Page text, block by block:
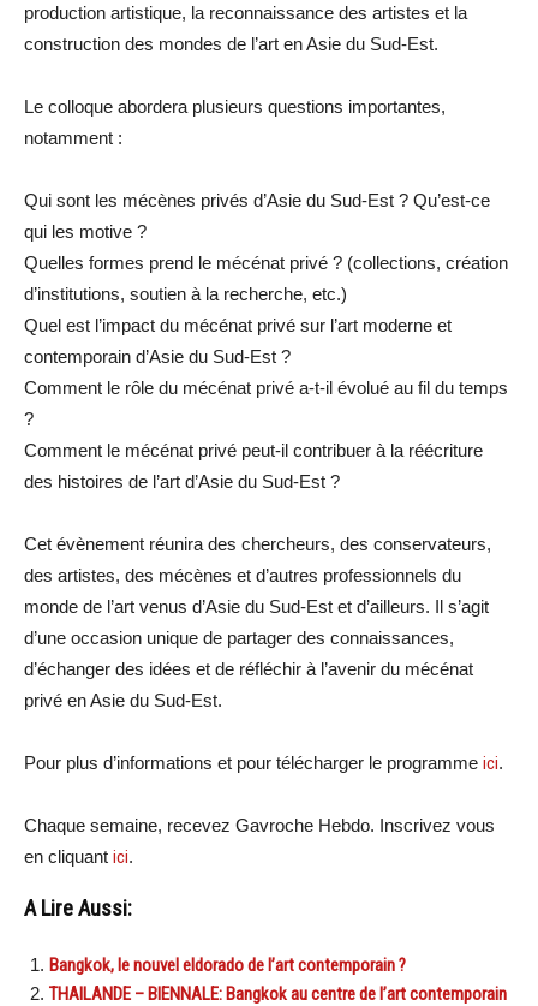
production artistique, la reconnaissance des artistes et la
construction des mondes de l’art en Asie du Sud-Est.
Le colloque abordera plusieurs questions importantes,
notamment :
Qui sont les mécènes privés d’Asie du Sud-Est ? Qu’est-ce
qui les motive ?
Quelles formes prend le mécénat privé ? (collections, création
d’institutions, soutien à la recherche, etc.)
Quel est l’impact du mécénat privé sur l’art moderne et
contemporain d’Asie du Sud-Est ?
Comment le rôle du mécénat privé a-t-il évolué au fil du temps
?
Comment le mécénat privé peut-il contribuer à la réécriture
des histoires de l’art d’Asie du Sud-Est ?
Cet évènement réunira des chercheurs, des conservateurs,
des artistes, des mécènes et d’autres professionnels du
monde de l’art venus d’Asie du Sud-Est et d’ailleurs. Il s’agit
d’une occasion unique de partager des connaissances,
d’échanger des idées et de réfléchir à l’avenir du mécénat
privé en Asie du Sud-Est.
Pour plus d’informations et pour télécharger le programme ici.
Chaque semaine, recevez Gavroche Hebdo. Inscrivez vous
en cliquant ici.
A Lire Aussi:
Bangkok, le nouvel eldorado de l’art contemporain ?
THAILANDE – BIENNALE: Bangkok au centre de l’art contemporain